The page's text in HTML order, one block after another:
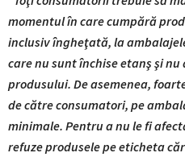
momentul în care cumpără
inclusiv îngheţată, la
care nu sunt închise etanş şi
produsului. De asemenea,
de către consumatori, pe
minimale. Pentru a nu le fi
refuze produsele pe eticheta